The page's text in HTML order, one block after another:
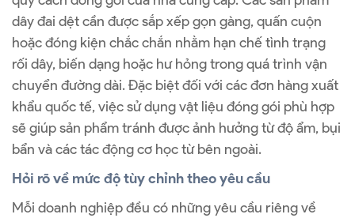
dây đai dệt cần được sắp xếp gọn gàng, quấn cuộn
hoặc đóng kiện chắc chắn nhằm hạn chế tình trạng
rối dây, biến dạng hoặc hư hỏng trong quá trình vận
chuyển đường dài. Đặc biệt đối với các đơn hàng xuất
khẩu quốc tế, việc sử dụng vật liệu đóng gói phù hợp
sẽ giúp sản phẩm tránh được ảnh hưởng từ độ ẩm, bụi
bẩn và các tác động cơ học từ bên ngoài.
Hỏi rõ về mức độ tùy chỉnh theo yêu cầu
Mỗi doanh nghiệp đều có những yêu cầu riêng về